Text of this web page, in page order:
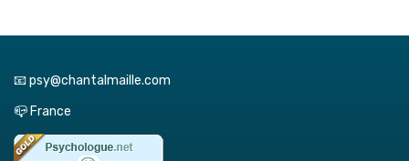
📧 psy@chantalmaille.com
📪 France